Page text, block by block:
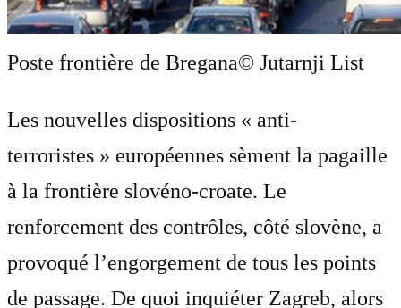
Poste frontière de Bregana© Jutarnji List
Les nouvelles dispositions « anti-
terroristes » européennes sèment la pagaille
à la frontière slovéno-croate. Le
renforcement des contrôles, côté slovène, a
provoqué l’engorgement de tous les points
de passage. De quoi inquiéter Zagreb, alors